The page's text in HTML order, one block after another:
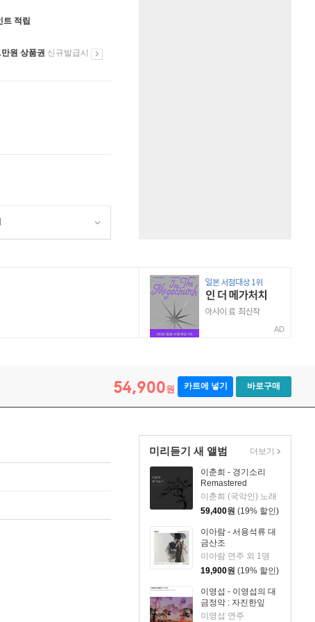
트 적립
원 상품권 신규발급시
AD
54,900원 카트에 넣기 바로구매
미리듣기 새 앨범
이춘희 - 경기소리
Remastered
이춘희 (국악인) 노래
59,400원 (19% 할인)
이아람 - 서용석류 대
금산조
이아람 연주 외 1명
19,900원 (19% 할인)
이영섭 - 이영섭의 대
금정악 : 자진한잎
이영섭 연주
더보기